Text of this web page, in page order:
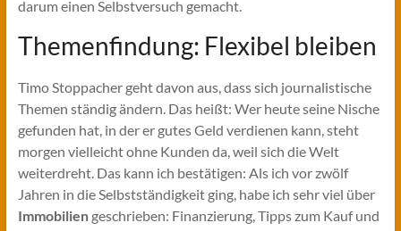
darum einen Selbstversuch gemacht.
Themenfindung: Flexibel bleiben
Timo Stoppacher geht davon aus, dass sich journalistische
Themen ständig ändern. Das heißt: Wer heute seine Nische
gefunden hat, in der er gutes Geld verdienen kann, steht
morgen vielleicht ohne Kunden da, weil sich die Welt
weiterdreht. Das kann ich bestätigen: Als ich vor zwölf
Jahren in die Selbstständigkeit ging, habe ich sehr viel über
Immobiliengeschrieben: Finanzierung, Tipps zum Kauf und